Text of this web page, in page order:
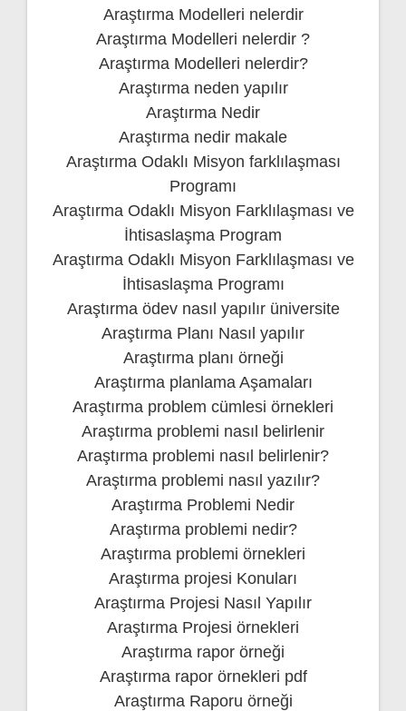
Araştırma Modelleri nelerdir
Araştırma Modelleri nelerdir ?
Araştırma Modelleri nelerdir?
Araştırma neden yapılır
Araştırma Nedir
Araştırma nedir makale
Araştırma Odaklı Misyon farklılaşması
Programı
Araştırma Odaklı Misyon Farklılaşması ve
İhtisaslaşma Program
Araştırma Odaklı Misyon Farklılaşması ve
İhtisaslaşma Programı
Araştırma ödev nasıl yapılır üniversite
Araştırma Planı Nasıl yapılır
Araştırma planı örneği
Araştırma planlama Aşamaları
Araştırma problem cümlesi örnekleri
Araştırma problemi nasıl belirlenir
Araştırma problemi nasıl belirlenir?
Araştırma problemi nasıl yazılır?
Araştırma Problemi Nedir
Araştırma problemi nedir?
Araştırma problemi örnekleri
Araştırma projesi Konuları
Araştırma Projesi Nasıl Yapılır
Araştırma Projesi örnekleri
Araştırma rapor örneği
Araştırma rapor örnekleri pdf
Araştırma Raporu örneği